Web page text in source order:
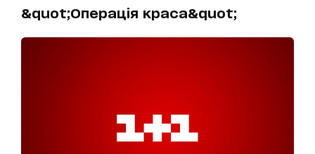
&quot;Операція краса&quot;